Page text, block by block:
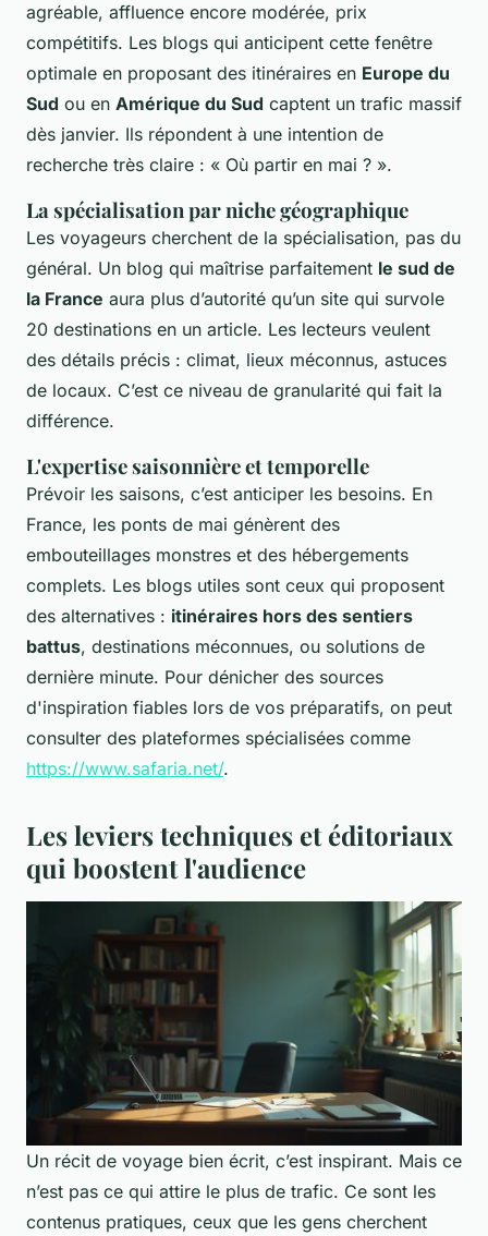
agréable, affluence encore modérée, prix
compétitifs. Les blogs qui anticipent cette fenêtre
optimale en proposant des itinéraires en Europe du
Sud ou en Amérique du Sud captent un trafic massif
dès janvier. Ils répondent à une intention de
recherche très claire : « Où partir en mai ? ».
La spécialisation par niche géographique
Les voyageurs cherchent de la spécialisation, pas du
général. Un blog qui maîtrise parfaitement le sud de
la France aura plus d’autorité qu’un site qui survole
20 destinations en un article. Les lecteurs veulent
des détails précis : climat, lieux méconnus, astuces
de locaux. C’est ce niveau de granularité qui fait la
différence.
L'expertise saisonnière et temporelle
Prévoir les saisons, c’est anticiper les besoins. En
France, les ponts de mai génèrent des
embouteillages monstres et des hébergements
complets. Les blogs utiles sont ceux qui proposent
des alternatives : itinéraires hors des sentiers
battus, destinations méconnues, ou solutions de
dernière minute. Pour dénicher des sources
d'inspiration fiables lors de vos préparatifs, on peut
consulter des plateformes spécialisées comme
https://www.safaria.net/.
Les leviers techniques et éditoriaux
qui boostent l'audience
Un récit de voyage bien écrit, c’est inspirant. Mais ce
n’est pas ce qui attire le plus de trafic. Ce sont les
contenus pratiques, ceux que les gens cherchent